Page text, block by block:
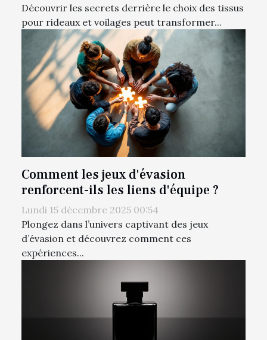
Découvrir les secrets derrière le choix des tissus
pour rideaux et voilages peut transformer...
Comment les jeux d'évasion
renforcent-ils les liens d'équipe ?
Lundi 15 décembre 2025 00:54
Plongez dans l’univers captivant des jeux
d’évasion et découvrez comment ces
expériences...